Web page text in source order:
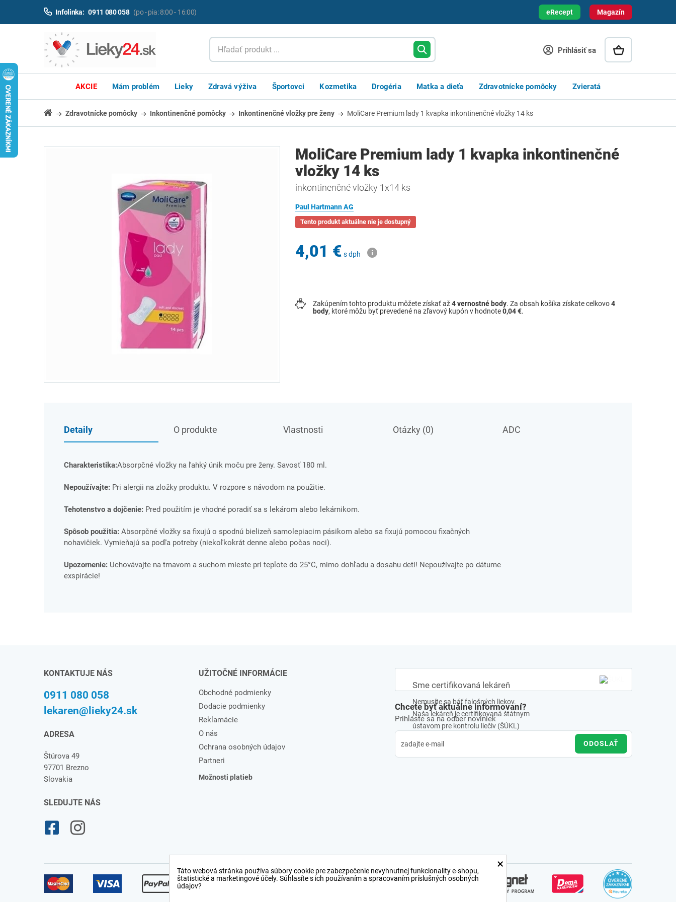
Magazín
Infolinka: 0911 080 058 (po - pia: 8:00 - 16:00) eRecept
Prihlásiť sa
AKCIE Mám problém Lieky Zdravá výživa Športovci Kozmetika Drogéria Matka a dieťa Zdravotnícke pomôcky Zvieratá
Zdravotnícke pomôcky Inkontinenčné pomôcky Inkontinenčné vložky pre ženy MoliCare Premium lady 1 kvapka inkontinenčné vložky 14 ks
MoliCare Premium lady 1 kvapka inkontinenčné
vložky 14 ks
inkontinenčné vložky 1x14 ks
Paul Hartmann AG
Tento produkt aktuálne nie je dostupný
4,01 € s dph
Zakúpením tohto produktu môžete získať až4vernostné body. Za obsah košíka získate celkovo4
body, ktoré môžu byť prevedené na zľavový kupón v hodnote0,04 €.
Detaily O produkte Vlastnosti Otázky (0) ADC
Charakteristika:Absorpčné vložky na ľahký únik moču pre ženy. Savosť 180 ml.
Nepoužívajte: Pri alergii na zložky produktu. V rozpore s návodom na použitie.
Tehotenstvo a dojčenie: Pred použitím je vhodné poradiť sa s lekárom alebo lekárnikom.
Spôsob použitia: Absorpčné vložky sa fixujú o spodnú bielizeň samolepiacim pásikom alebo sa fixujú pomocou fixačných
nohavičiek. Vymieňajú sa podľa potreby (niekoľkokrát denne alebo počas noci).
Upozornenie: Uchovávajte na tmavom a suchom mieste pri teplote do 25°C, mimo dohľadu a dosahu detí! Nepoužívajte po dátume
exspirácie!
Sme certifikovaná lekáreň
Nemusíte sa báť falošných liekov.
Naša lekáreň je certifikovaná štátnym
ústavom pre kontrolu liečiv (ŠÚKL)
KONTAKTUJE NÁS
0911 080 058
lekaren@lieky24.sk
ADRESA
Štúrova 49
97701 Brezno
Slovakia
SLEDUJTE NÁS
UŽITOČNÉ INFORMÁCIE
Obchodné podmienky
Dodacie podmienky
Reklamácie
O nás
Ochrana osobných údajov
Partneri
Možnosti platieb
Chcete byť aktuálne informovaní?
Prihláste sa na odber noviniek
ODOSLAŤ
×
Táto webová stránka používa súbory cookie pre zabezpečenie nevyhnutnej funkcionality e-shopu,
štatistické a marketingové účely. Súhlasíte s ich používaním a spracovaním príslušných osobných
údajov?